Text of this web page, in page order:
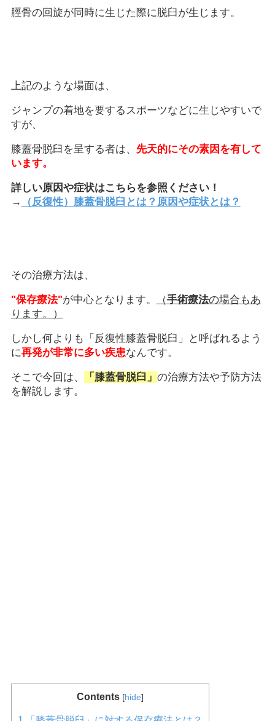
脛骨の回旋が同時に生じた際に脱臼が生じます。
上記のような場面は、
ジャンプの着地を要するスポーツなどに生じやすいで
すが、
膝蓋骨脱臼を呈する者は、 先天的にその素因を有して
います。
詳しい原因や症状はこちらを参照ください！
→
（反復性）膝蓋骨脱臼とは？原因や症状とは？
その治療方法は、
"保存療法"が中心となります。 （手術療法の場合もあ
ります。）
しかし何よりも「反復性膝蓋骨脱臼」と呼ばれるよう
に再発が非常に多い疾患なんです。
そこで今回は、 「膝蓋骨脱臼」 の治療方法や予防方法
を解説します。
Contents [hide]